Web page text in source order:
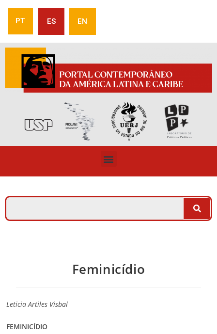
PT ES EN
Feminicídio
Leticia Artiles Visbal
FEMINICÍDIO